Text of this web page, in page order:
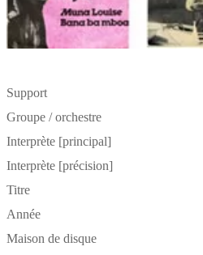
Support
Groupe / orchestre
Interprète [principal]
Interprète [précision]
Titre
Année
Maison de disque